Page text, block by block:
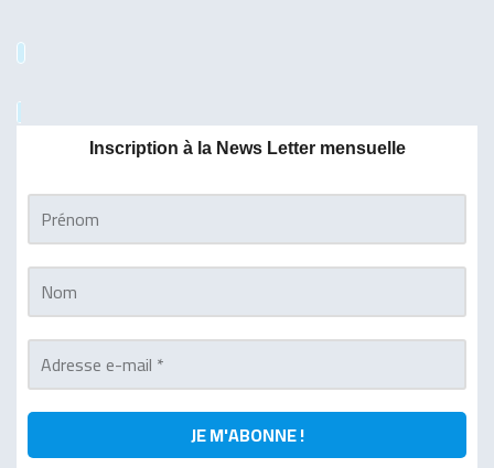
Inscription à la News Letter mensuelle